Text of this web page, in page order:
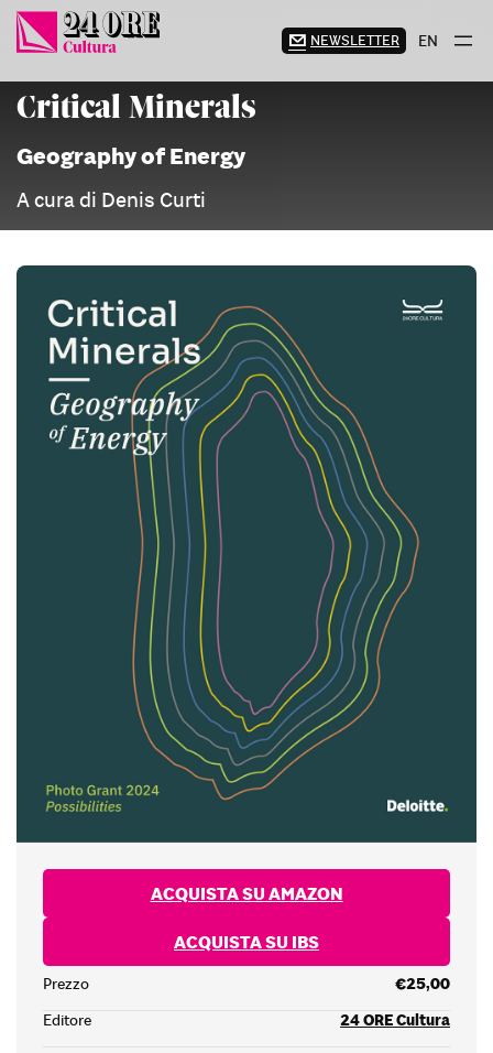
Vai
contenuto
NEWSLETTER EN
Critical Minerals
Geography of Energy
A cura di Denis Curti
ACQUISTA SU AMAZON
ACQUISTA SU IBS
Prezzo
€25,00
Editore
24 ORE Cultura